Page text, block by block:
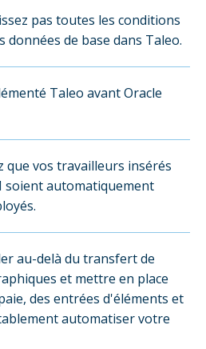
pas toutes les conditions
données de base dans Taleo.
Taleo avant Oracle
que vos travailleurs insérés
soient automatiquement
au-delà du transfert de
et mettre en place
des entrées d'éléments et
automatiser votre